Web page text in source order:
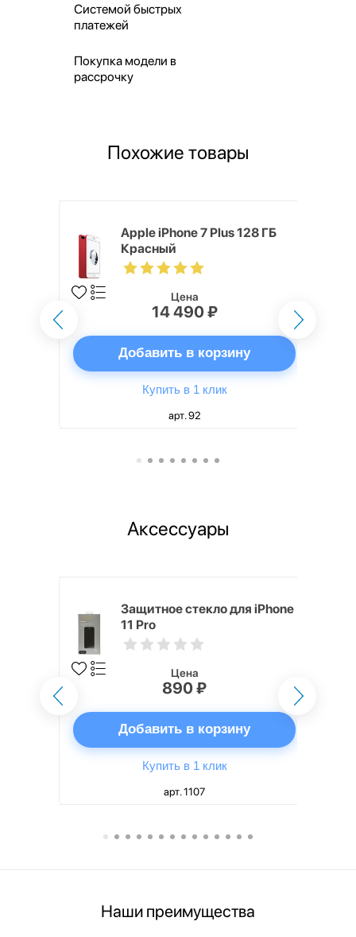
Системой быстрых
платежей
Покупка модели в
рассрочку
Похожие товары
Apple iPhone 7 Plus 128 ГБ
Красный
Цена
14 490 ₽
Добавить в корзину
Купить в 1 клик
арт. 92
Аксессуары
Защитное стекло для iPhone
11 Pro
Цена
890 ₽
Добавить в корзину
Купить в 1 клик
арт. 1107
Наши преимущества